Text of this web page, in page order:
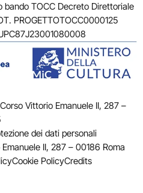
TOCC Decreto Direttoriale
PROGETTOTOCC0000125
Vittorio Emanuele II, 287 –
dei dati personali
II, 287 – 00186 Roma
Cookie PolicyCredits